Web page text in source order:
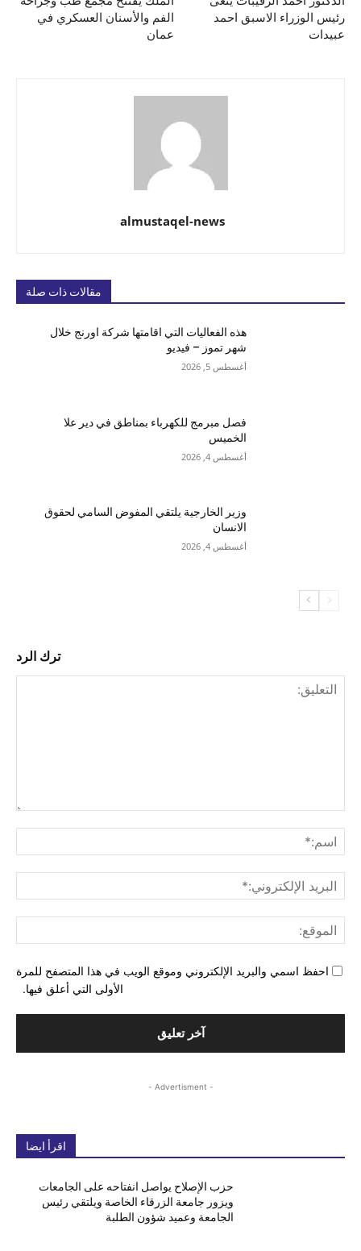
الفم والأسنان العسكري في
عمان
رئيس الوزراء الاسبق احمد
عبيدات
almustaqel-news
مقالات ذات صلة
هذه الفعاليات التي اقامتها شركة اورنج خلال
شهر تموز – فيديو
أغسطس 5, 2026
فصل مبرمج للكهرباء بمناطق في دير علا
الخميس
أغسطس 4, 2026
وزير الخارجية يلتقي المفوض السامي لحقوق
الانسان
أغسطس 4, 2026
ترك الرد
احفظ اسمي والبريد الإلكتروني وموقع الويب في هذا المتصفح للمرة
الأولى التي أعلق فيها.
- Advertisment -
اقرأ ايضا
حزب الإصلاح يواصل انفتاحه على الجامعات
ويزور جامعة الزرقاء الخاصة ويلتقي رئيس
الجامعة وعميد شؤون الطلبة